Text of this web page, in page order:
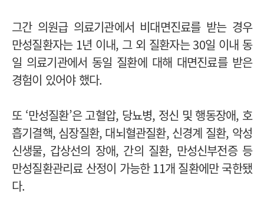
그간 의원급 의료기관에서 비대면진료를 받는 경우
만성질환자는 1년 이내, 그 외 질환자는 30일 이내 동
일 의료기관에서 동일 질환에 대해 대면진료를 받은
경험이 있어야 했다.
또 ‘만성질환’은 고혈압, 당뇨병, 정신 및 행동장애, 호
흡기결핵, 심장질환, 대뇌혈관질환, 신경계 질환, 악성
신생물, 갑상선의 장애, 간의 질환, 만성신부전증 등
만성질환관리료 산정이 가능한 11개 질환에만 국한됐
다.